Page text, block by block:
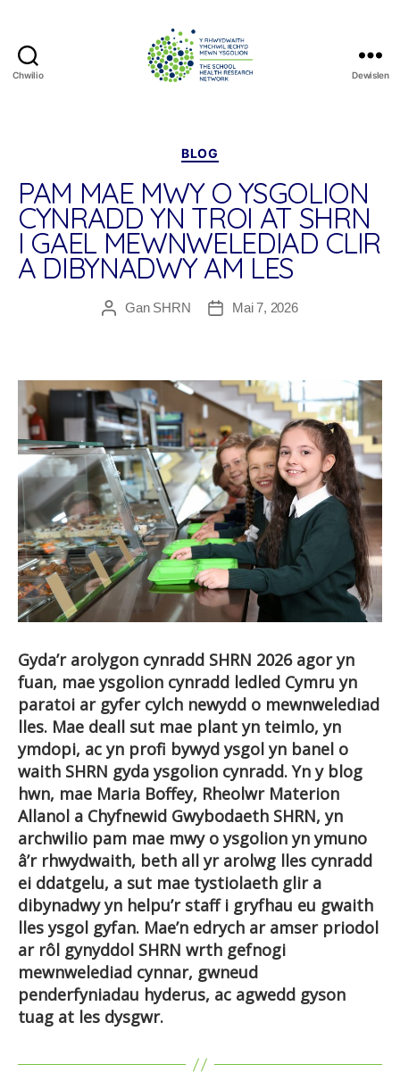
Chwilio
Research
Network
Dewislen
Categorïau
BLOG
PAM MAE MWY O YSGOLION
CYNRADD YN TROI AT SHRN
I GAEL MEWNWELEDIAD CLIR
A DIBYNADWY AM LES
Awdur
Gan SHRN
Dyddiad
Mai 7, 2026
Gyda’r arolygon cynradd SHRN 2026 agor yn
fuan, mae ysgolion cynradd ledled Cymru yn
paratoi ar gyfer cylch newydd o mewnwelediad
lles. Mae deall sut mae plant yn teimlo, yn
ymdopi, ac yn profi bywyd ysgol yn banel o
waith SHRN gyda ysgolion cynradd. Yn y blog
hwn, mae Maria Boffey, Rheolwr Materion
Allanol a Chyfnewid Gwybodaeth SHRN, yn
archwilio pam mae mwy o ysgolion yn ymuno
â’r rhwydwaith, beth all yr arolwg lles cynradd
ei ddatgelu, a sut mae tystiolaeth glir a
dibynadwy yn helpu’r staff i gryfhau eu gwaith
lles ysgol gyfan. Mae’n edrych ar amser priodol
ar rôl gynyddol SHRN wrth gefnogi
mewnwelediad cynnar, gwneud
penderfyniadau hyderus, ac agwedd gyson
tuag at les dysgwr.